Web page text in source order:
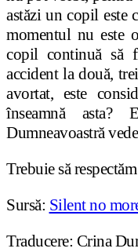
astăzi un copil este
momentul nu este
copil continuă să
accident la două,
avortat, este
înseamnă
Dumneavoastră
Trebuie să
Sursă: Silent no
Traducere: Crina